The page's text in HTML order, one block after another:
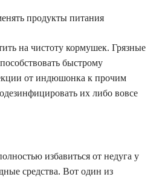
продукты питания
на чистоту кормушек. Грязные
быстрому
от индюшонка к прочим
их либо вовсе
избавиться от недуга у
средства. Вот один из